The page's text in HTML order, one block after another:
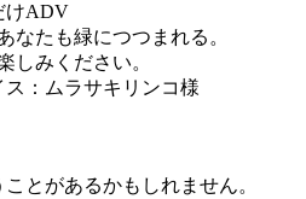
けADV
たも緑につつまれる。
みください。
：ムラサキリンコ様
とがあるかもしれません。